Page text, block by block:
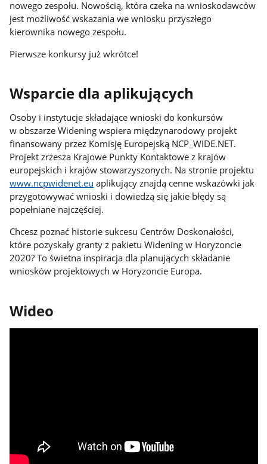
nowego zespołu. Nowością, która czeka na wnioskodawców
jest możliwość wskazania we wniosku przyszłego
kierownika nowego zespołu.
Pierwsze konkursy już wkrótce!
Wsparcie dla aplikujących
Osoby i instytucje składające wnioski do konkursów
w obszarze Widening wspiera międzynarodowy projekt
finansowany przez Komisję Europejską NCP_WIDE.NET.
Projekt zrzesza Krajowe Punkty Kontaktowe z krajów
europejskich i krajów stowarzyszonych. Na stronie projektu
www.ncpwidenet.eu aplikujący znajdą cenne wskazówki jak
przygotowywać wnioski i dowiedzą się jakie błędy są
popełniane najczęściej.
Chcesz poznać historie sukcesu Centrów Doskonałości,
które pozyskały granty z pakietu Widening w Horyzoncie
2020? To świetna inspiracja dla planujących składanie
wniosków projektowych w Horyzoncie Europa.
Wideo